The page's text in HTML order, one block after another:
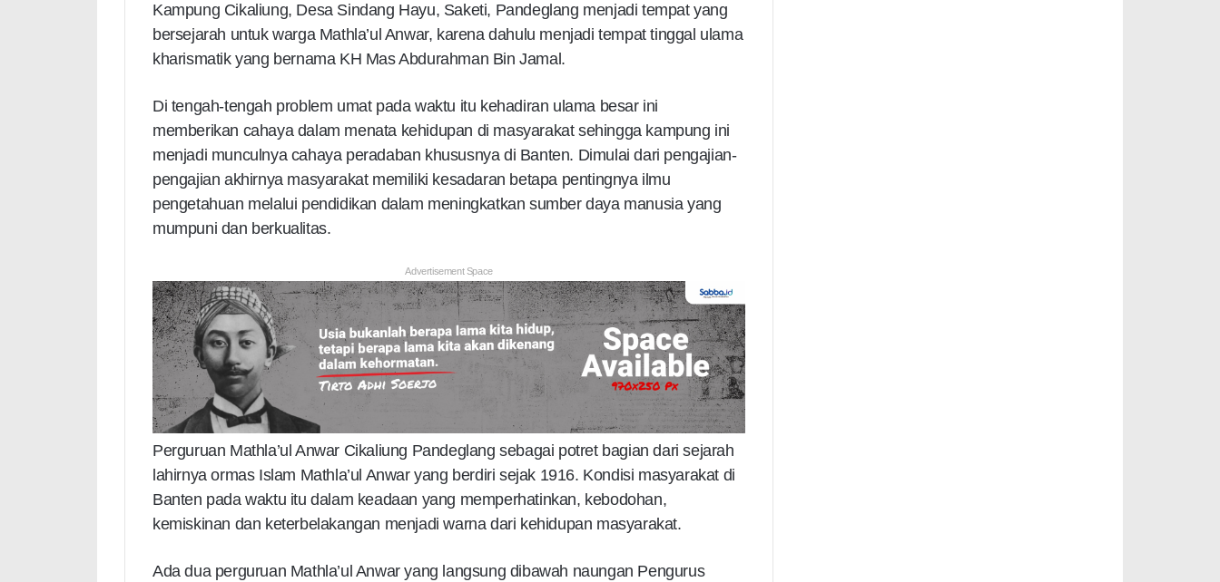
Kampung Cikaliung, Desa Sindang Hayu, Saketi, Pandeglang menjadi tempat yang
bersejarah untuk warga Mathla’ul Anwar, karena dahulu menjadi tempat tinggal ulama
kharismatik yang bernama KH Mas Abdurahman Bin Jamal.
Di tengah-tengah problem umat pada waktu itu kehadiran ulama besar ini
memberikan cahaya dalam menata kehidupan di masyarakat sehingga kampung ini
menjadi munculnya cahaya peradaban khususnya di Banten. Dimulai dari pengajian-
pengajian akhirnya masyarakat memiliki kesadaran betapa pentingnya ilmu
pengetahuan melalui pendidikan dalam meningkatkan sumber daya manusia yang
mumpuni dan berkualitas.
Advertisement Space
Perguruan Mathla’ul Anwar Cikaliung Pandeglang sebagai potret bagian dari sejarah
lahirnya ormas Islam Mathla’ul Anwar yang berdiri sejak 1916. Kondisi masyarakat di
Banten pada waktu itu dalam keadaan yang memperhatinkan, kebodohan,
kemiskinan dan keterbelakangan menjadi warna dari kehidupan masyarakat.
Ada dua perguruan Mathla’ul Anwar yang langsung dibawah naungan Pengurus